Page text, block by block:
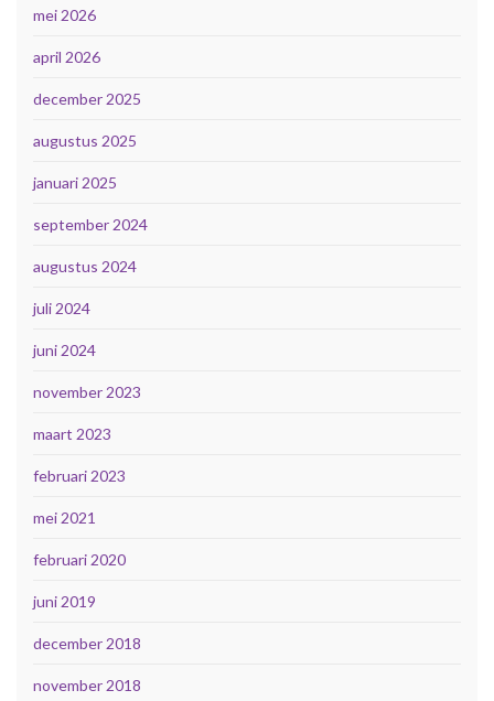
mei 2026
april 2026
december 2025
augustus 2025
januari 2025
september 2024
augustus 2024
juli 2024
juni 2024
november 2023
maart 2023
februari 2023
mei 2021
februari 2020
juni 2019
december 2018
november 2018